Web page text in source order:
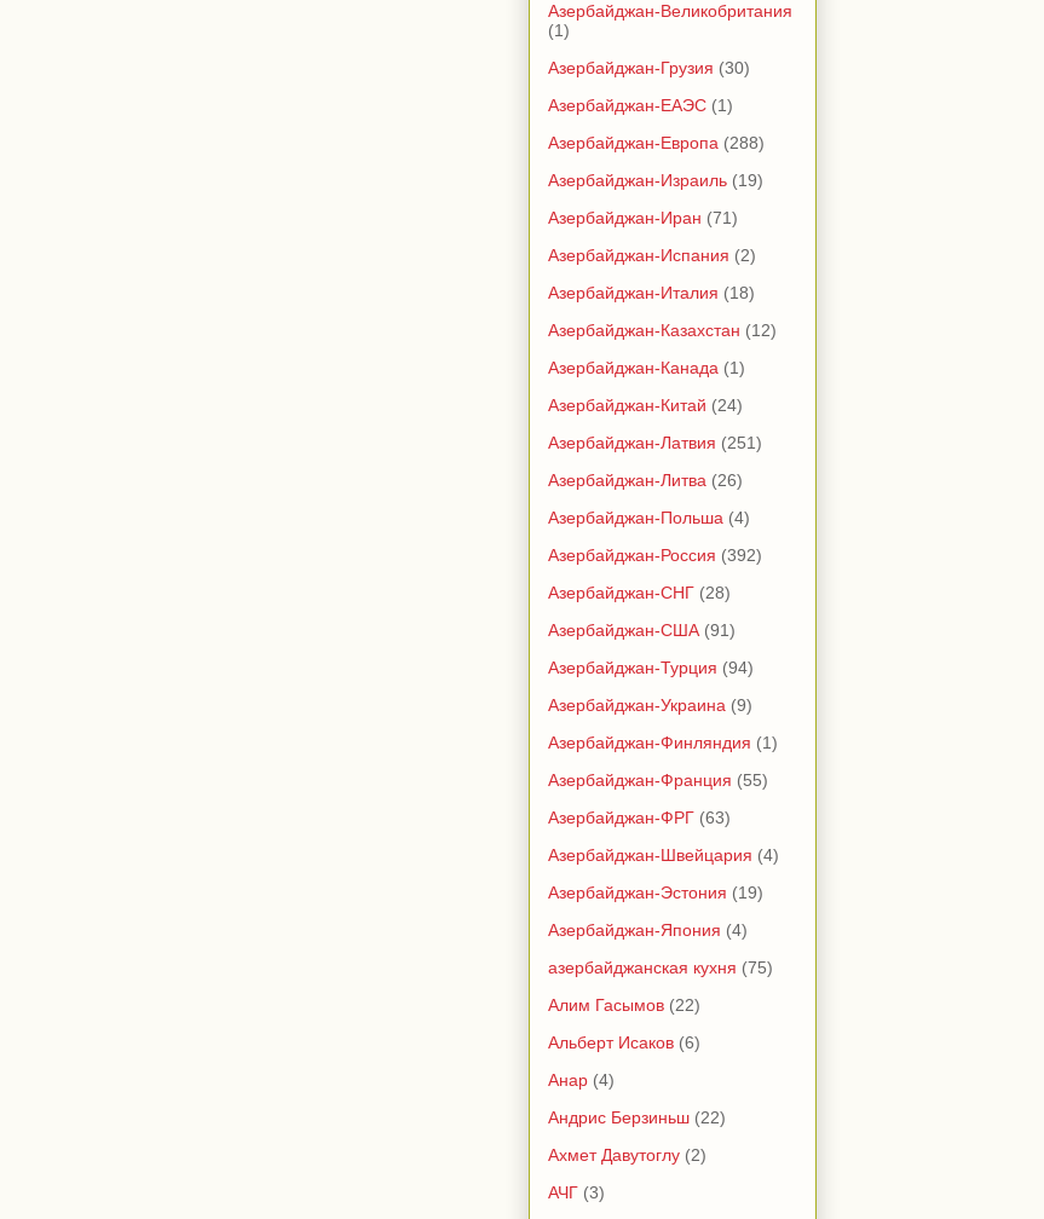
Азербайджан-Великобритания
(1)
Азербайджан-Грузия (30)
Азербайджан-ЕАЭС (1)
Азербайджан-Европа (288)
Азербайджан-Израиль (19)
Азербайджан-Иран (71)
Азербайджан-Испания (2)
Азербайджан-Италия (18)
Азербайджан-Казахстан (12)
Азербайджан-Канада (1)
Азербайджан-Китай (24)
Азербайджан-Латвия (251)
Азербайджан-Литва (26)
Азербайджан-Польша (4)
Азербайджан-Россия (392)
Азербайджан-СНГ (28)
Азербайджан-США (91)
Азербайджан-Турция (94)
Азербайджан-Украина (9)
Азербайджан-Финляндия (1)
Азербайджан-Франция (55)
Азербайджан-ФРГ (63)
Азербайджан-Швейцария (4)
Азербайджан-Эстония (19)
Азербайджан-Япония (4)
азербайджанская кухня (75)
Алим Гасымов (22)
Альберт Исаков (6)
Анар (4)
Андрис Берзиньш (22)
Ахмет Давутоглу (2)
АЧГ (3)